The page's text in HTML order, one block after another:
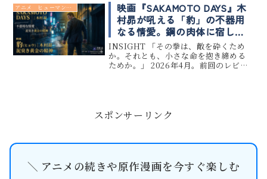
ろやアニメ化に関する最新情報もまと
めています。「雨と君とってど...
アニメ ヒューマンドラマ
映画『SAKAMOTO DAYS』木
村昴が吼える「豹」の不器用
なる情愛。鋼の肉体に宿し
た、あまりに脆い“守るための
暴力”の正体
INSIGHT 「その拳は、敵を砕くため
か。それとも、小さな命を抱き締める
ためか。」 2026年4月。前回のレビュ
スポンサーリンク
＼ アニメの続きや原作漫画を今すぐ楽しむ